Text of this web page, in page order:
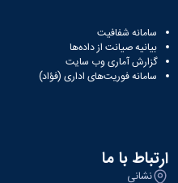
سامانه شفافیت
بیانیه صیانت از داده‌ها
گزارش آماری وب‌ سایت
سامانه فوریت‌های اداری (فؤاد)
ارتباط با ما
نشانی